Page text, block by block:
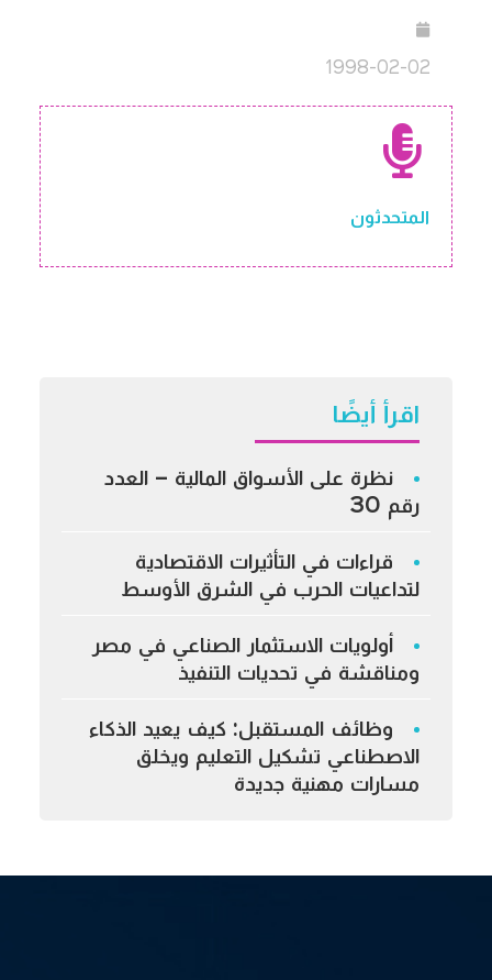
1998-02-02
المتحدثون
اقرأ أيضًا
نظرة على الأسواق المالية – العدد
رقم 30
قراءات في التأثيرات الاقتصادية
لتداعيات الحرب في الشرق الأوسط
أولويات الاستثمار الصناعي في مصر
ومناقشة في تحديات التنفيذ
وظائف المستقبل: كيف يعيد الذكاء
الاصطناعي تشكيل التعليم ويخلق
مسارات مهنية جديدة